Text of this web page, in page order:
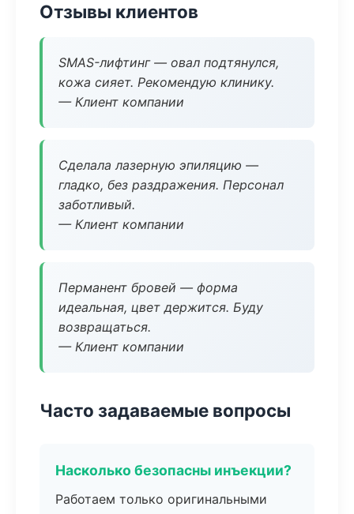
Отзывы клиентов
SMAS-лифтинг — овал подтянулся,
кожа сияет. Рекомендую клинику.
— Клиент компании
Сделала лазерную эпиляцию —
гладко, без раздражения. Персонал
заботливый.
— Клиент компании
Перманент бровей — форма
идеальная, цвет держится. Буду
возвращаться.
— Клиент компании
Часто задаваемые вопросы
Насколько безопасны инъекции?
Работаем только оригинальными